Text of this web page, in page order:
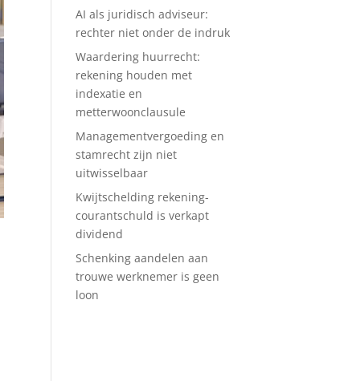
AI als juridisch adviseur:
rechter niet onder de indruk
Waardering huurrecht:
rekening houden met
indexatie en
metterwoonclausule
Managementvergoeding en
stamrecht zijn niet
uitwisselbaar
Kwijtschelding rekening-
courantschuld is verkapt
dividend
Schenking aandelen aan
trouwe werknemer is geen
loon